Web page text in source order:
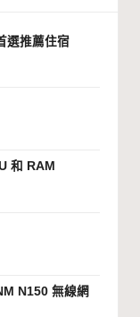
選推薦住宿
和 RAM
N150 無線網